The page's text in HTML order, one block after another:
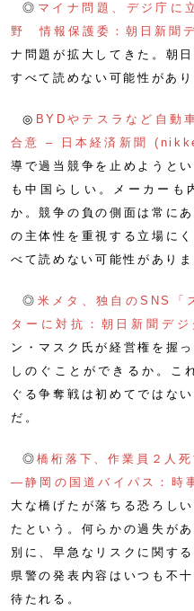
◎ マイナ問題、デジ庁
野 情報保護委：朝日新聞
ナ問題が拡大してきた。朝
すべて読めない可能性があり
◎ BYDやテスラなど自動
合意 – 日本経済新聞
導で過当競争を止めようと
も中国らしい。メーカーも
か。競争の負の側面は常に
の主体性を重視する立場に
べて読めない可能性がありま
◎ 米メタ、独自のSNS「
ターに対抗：朝日新聞デ
ン・マスク氏が経営権を握
しのぐことができるか。こ
ぐる争奪戦は初めてではな
だ。
◎橋桁落下、作業員２人
―静岡の国道バイパス：
大な橋げたが落ちる恐ろし
たという。何らかの過失が
別に、早急なリスクに関す
県警の発表内容はいつも不
待たれる。